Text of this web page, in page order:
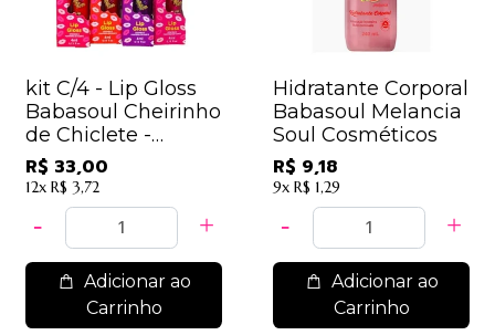
kit C/4 - Lip Gloss
Babasoul Cheirinho
de Chiclete -
SOUL009
R$ 33,00
12x R$ 3,72
Adicionar ao
Carrinho
Hidratante Corporal
Babasoul Melancia
Soul Cosméticos
R$ 9,18
9x R$ 1,29
Adicionar ao
Carrinho